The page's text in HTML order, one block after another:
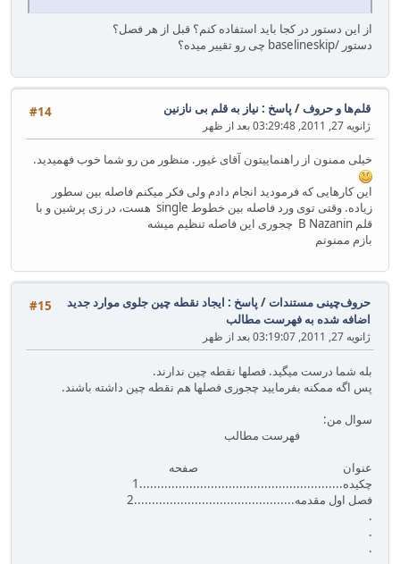
از این دستور در کجا باید استفاده کنم؟ قبل از هر فصل؟
دستور /baselineskip چی رو تقییر میده؟
#14 قلم‌ها و حروف/ پاسخ : نیاز به قلم بی نازنین
ژانویه 27, 2011, 03:29:48 بعد از ظهر
خیلی ممنون از راهنماییتون آقای غیور. منظور من رو شما خوب فهمیدید.
این کارهایی که فرمودید انجام دادم ولی فکر میکنم فاصله بین سطور
زیاده. وقتی توی ورد فاصله بین خطوط single هست، در زی پرشین و با
قلم B Nazanin چجوری این فاصله تنظیم میشه
بازم ممنونم
#15 حروف‌چینی مستندات/ پاسخ : ایجاد نقطه چین جلوی موارد جدید
اضافه شده به فهرست مطالب
ژانویه 27, 2011, 03:19:07 بعد از ظهر
بله شما درست میگید. فصلها نقطه چین ندارند.
پس اگه ممکنه بفرمایید چجوری فصلها هم نقطه چین داشته باشند.
سوال من:
فهرست مطالب
عنوان صفحه
چکیده.........................................................1
فصل اول مقدمه.............................................2
.
.
.